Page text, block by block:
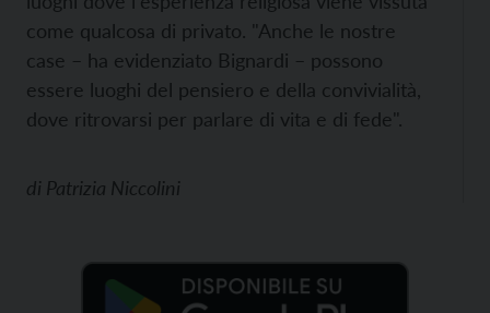
come qualcosa di privato. "Anche le nostre
case – ha evidenziato Bignardi – possono
essere luoghi del pensiero e della convivialità,
dove ritrovarsi per parlare di vita e di fede".
di Patrizia Niccolini